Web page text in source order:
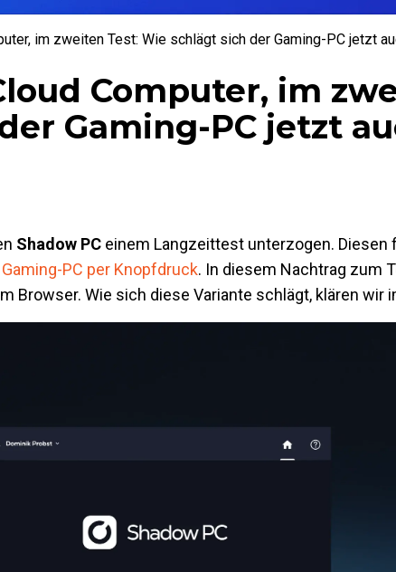
im zweiten Test: Wie schlägt sich der Gaming-PC jetzt
Computer, im
Gaming-PC jetzt
Shadow PC einem Langzeittest unterzogen. Diesen
PC per Knopfdruck. In diesem Nachtrag zum
Browser. Wie sich diese Variante schlägt, klären wir